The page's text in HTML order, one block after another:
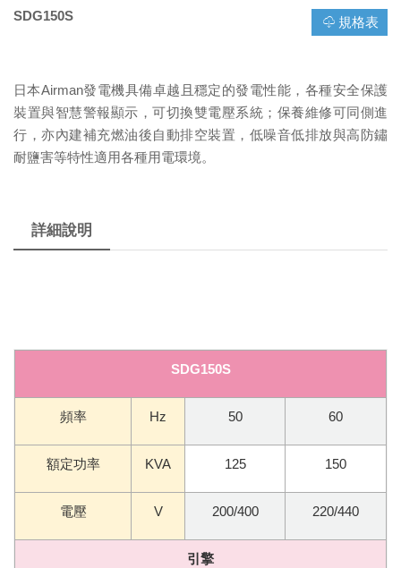
SDG150S 規格表
日本Airman發電機具備卓越且穩定的發電性能，各種安全保護
裝置與智慧警報顯示，可切換雙電壓系統；保養維修可同側進
行，亦內建補充燃油後自動排空裝置，低噪音低排放與高防鏽
耐鹽害等特性適用各種用電環境。
詳細說明
SDG150S
頻率 Hz 50 60
額定功率 KVA 125 150
電壓 V 200/400 220/440
引擎